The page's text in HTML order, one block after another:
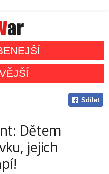
Sdílet
Dětem
jejich